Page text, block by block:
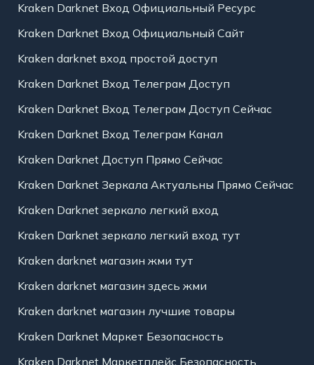
Kraken Darknet Вход Официальный Ресурс
Kraken Darknet Вход Официальный Сайт
Kraken darknet вход простой доступ
Kraken Darknet Вход Телеграм Доступ
Kraken Darknet Вход Телеграм Доступ Сейчас
Kraken Darknet Вход Телеграм Канал
Kraken Darknet Доступ Прямо Сейчас
Kraken Darknet Зеркала Актуальны Прямо Сейчас
Kraken Darknet зеркало легкий вход
Kraken Darknet зеркало легкий вход тут
Kraken darknet магазин жми тут
Kraken darknet магазин здесь жми
Kraken darknet магазин лучшие товары
Kraken Darknet Маркет Безопасность
Kraken Darknet Маркетплейс Безопасность